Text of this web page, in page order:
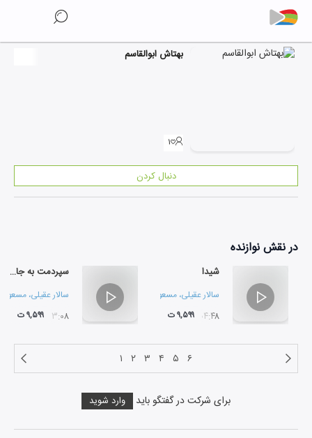
بهتاش ابوالقاسم
۱
دنبال کردن
در نقشنوازنده
شیدا
سالار عقیلی، مسعود پیروی بهنام ابوالقاسم
۰۴:۴۸ ۹,۵۹۹ ت
سپردمت به جاده ها
سالار عقیلی، مسعود
۰۳:۰۸ ۹,۵۹۹ ت
۱ ۲ ۳ ۴ ۵ ۶
برای شرکت در گفتگو باید وارد شوید